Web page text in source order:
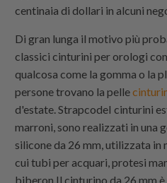
centinaia di dollari in alcuni
Di gran lunga il motivo più
classici cinturini per orologi
qualcosa come la gomma o la
persone trovano la pelle
d'estate. StrapcodeI cinturini
marroni, sono realizzati in una
silicone da 26 mm, utilizzata
cui tubi per acquari, protesi
biberon.Il cinturino da 26 mm